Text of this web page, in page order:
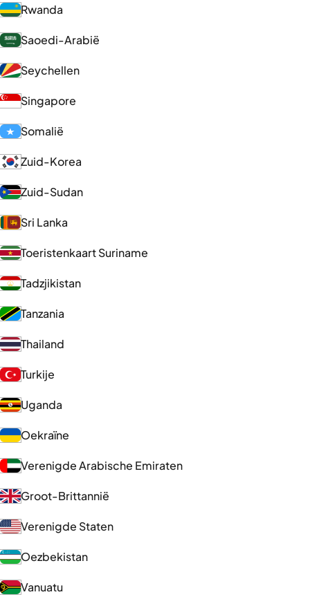
Rwanda
Saoedi-Arabië
Seychellen
Singapore
Somalië
Zuid-Korea
Zuid-Sudan
Sri Lanka
Toeristenkaart Suriname
Tadzjikistan
Tanzania
Thailand
Turkije
Uganda
Oekraïne
Verenigde Arabische Emiraten
Groot-Brittannië
Verenigde Staten
Oezbekistan
Vanuatu